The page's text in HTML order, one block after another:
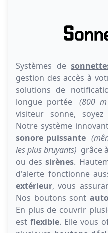
Systèmes de
gestion des accès à
solutions de
longue portée
(800
visiteur sonne,
Notre système
sonore puissante
les plus bruyants) grâce
ou dessirènes.
d'alerte fonctionne
extérieur, vous
Nos boutons sont
En plus de couvrir
est flexible. Elle vous